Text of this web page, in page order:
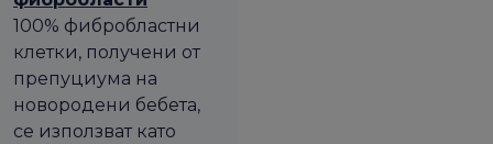
100% фибробластни
клетки, получени от
препуциума на
новородени бебета,
се използват като